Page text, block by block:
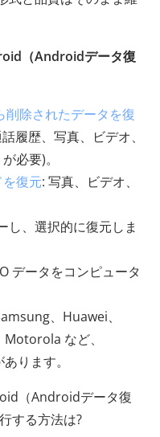
（Androidデータ復
除されたデータを復
履歴、写真、ビデオ、
必要)。
復元: 写真、ビデオ、
し、選択的に復元しま
データをコンピュータ
、Huawei、
など、
ります。
（Androidデータ復
する方法は?